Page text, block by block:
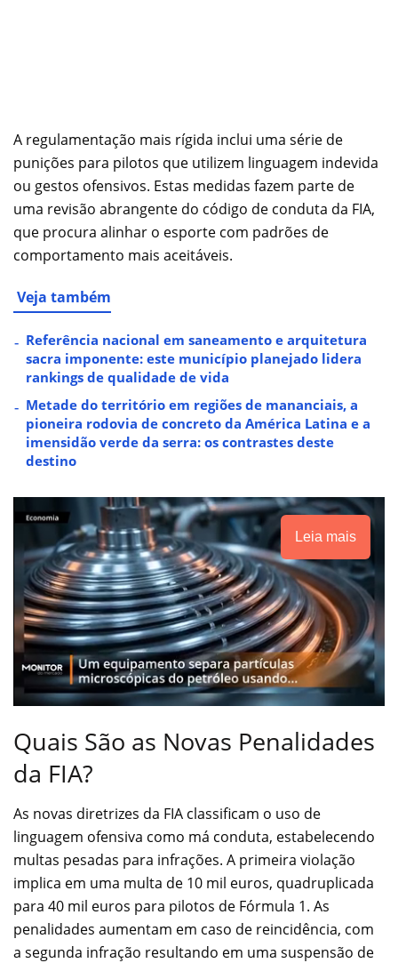
A regulamentação mais rígida inclui uma série de
punições para pilotos que utilizem linguagem indevida
ou gestos ofensivos. Estas medidas fazem parte de
uma revisão abrangente do código de conduta da FIA,
que procura alinhar o esporte com padrões de
comportamento mais aceitáveis.
Veja também
Referência nacional em saneamento e arquitetura
sacra imponente: este município planejado lidera
rankings de qualidade de vida
Metade do território em regiões de mananciais, a
pioneira rodovia de concreto da América Latina e a
imensidão verde da serra: os contrastes deste
destino
Leia mais
Quais São as Novas Penalidades
da FIA?
As novas diretrizes da FIA classificam o uso de
linguagem ofensiva como má conduta, estabelecendo
multas pesadas para infrações. A primeira violação
implica em uma multa de 10 mil euros, quadruplicada
para 40 mil euros para pilotos de Fórmula 1. As
penalidades aumentam em caso de reincidência, com
a segunda infração resultando em uma suspensão de